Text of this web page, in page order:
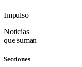
Impulso
Noticias
que suman
Secciones